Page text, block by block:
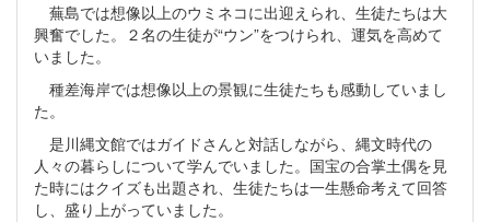
蕪島では想像以上のウミネコに出迎えられ、生徒たちは大
興奮でした。２名の生徒が“ウン”をつけられ、運気を高めて
いました。
種差海岸では想像以上の景観に生徒たちも感動していまし
た。
是川縄文館ではガイドさんと対話しながら、縄文時代の
人々の暮らしについて学んでいました。国宝の合掌土偶を見
た時にはクイズも出題され、生徒たちは一生懸命考えて回答
し、盛り上がっていました。